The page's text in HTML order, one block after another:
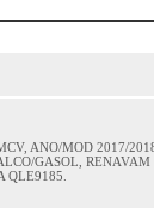
ANO/MOD 2017/
GASOL, RENAVAM
QLE9185.